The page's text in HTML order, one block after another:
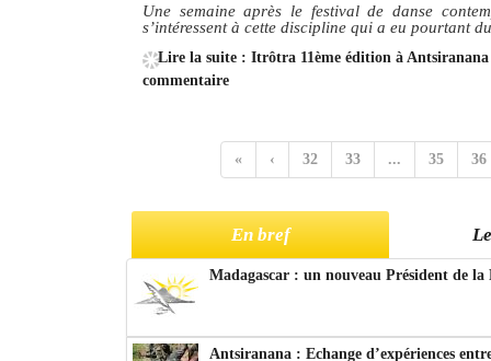
Une semaine après le festival de danse
s’intéressent à cette discipline qui a eu pourtant
Lire la suite : Itrôtra 11ème édition à
commentaire
« ‹ 32 33 ... 35 36
En bref
Madagascar : un nouveau Président de
Antsiranana : Echange d’expériences